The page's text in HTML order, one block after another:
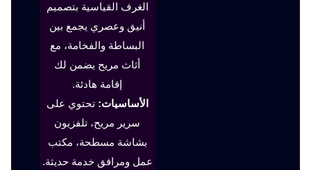
الغرف القياسية بتصميم
أنيق وعصري يجمع بين
البساطة والفخامة، مع
أثاث مريح يضمن لك
إقامة هادئة.
الأساسيات: تحتوي على
سرير مريح، تلفزيون
بشاشة مسطحة، مكتب
عمل ومرافق خدمة حديثة.